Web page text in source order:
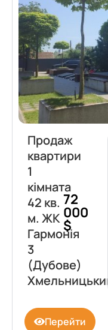
Продаж
квартири
1
кімната
42 кв.
м. ЖК
Гармонія
3
(Дубове)
Хмельницький
72
000
$
Перейти